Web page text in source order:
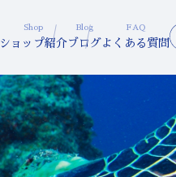
Shop
ショップ紹介
Blog
ブログ
FAQ
よくある質問